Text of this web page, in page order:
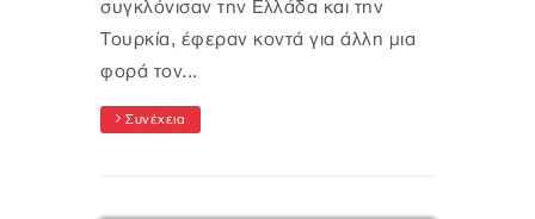
συγκλόνισαν την Ελλάδα και την
Τουρκία, έφεραν κοντά για άλλη μια
φορά τον...
Συνέχεια